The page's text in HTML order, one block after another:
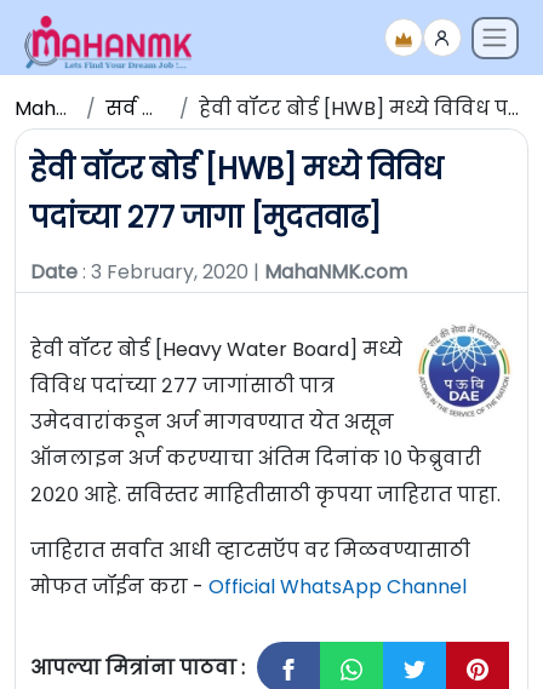
Maha NMK सर्व जाहिराती हेवी वॉटर बोर्ड [HWB] मध्ये विविध पदांच्या २७७ जागा [मुदतवाढ]
हेवी वॉटर बोर्ड [HWB] मध्ये विविध
पदांच्या २७७ जागा [मुदतवाढ]
Date: 3 February, 2020 | MahaNMK.com
हेवी वॉटर बोर्ड [Heavy Water Board] मध्ये
विविध पदांच्या २७७ जागांसाठी पात्र
उमेदवारांकडून अर्ज मागवण्यात येत असून
ऑनलाइन अर्ज करण्याचा अंतिम दिनांक १० फेब्रुवारी
२०२० आहे. सविस्तर माहितीसाठी कृपया जाहिरात पाहा.
जाहिरात सर्वात आधी व्हाटसऍप वर मिळवण्यासाठी
मोफत जॉईन करा - Official WhatsApp Channel
आपल्या मित्रांना पाठवा :